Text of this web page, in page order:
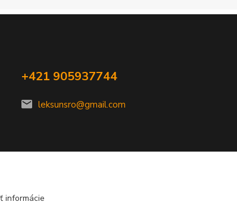
+421 905937744
leksunsro@gmail.com
informácie